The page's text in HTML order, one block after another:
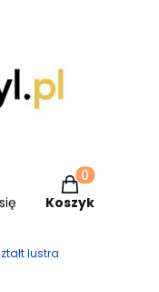
Produkty w
Koszyk
lustra